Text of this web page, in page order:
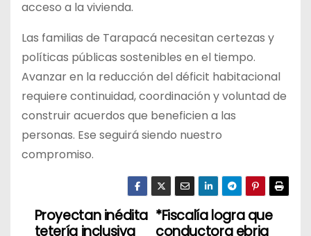
acceso a la vivienda.
Las familias de Tarapacá necesitan certezas y
políticas públicas sostenibles en el tiempo.
Avanzar en la reducción del déficit habitacional
requiere continuidad, coordinación y voluntad de
construir acuerdos que beneficien a las
personas. Ese seguirá siendo nuestro
compromiso.
N
*Fiscalía logra que
conductora ebria
Proyectan inédita
tetería inclusiva